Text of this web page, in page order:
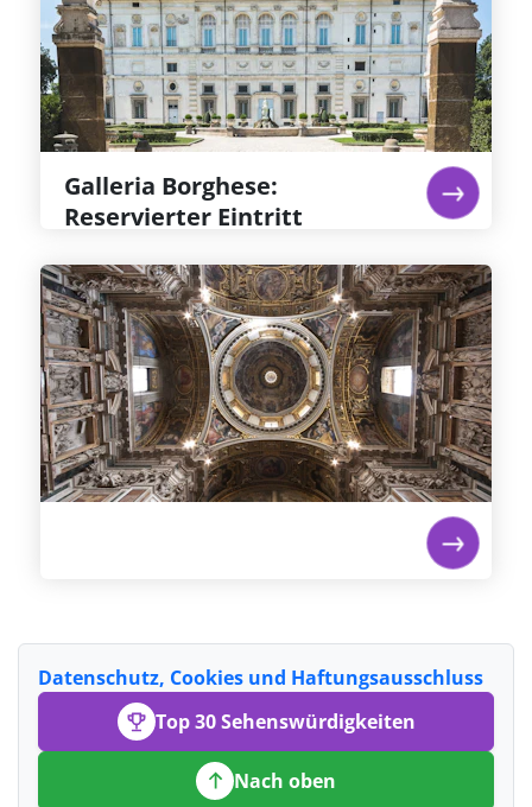
Galleria Borghese:
Reservierter Eintritt
Villa & Galleria Borghese in Rom: einst
Privatsammlung von Kardinal Scipione
Borghese, dessen Büste dort zu sehen ist. Zu
sehen sind Caravaggios Hell-Dunkel-Gemälde
wie „Heiliger Hieronymus“ und „Junge mit
Früchtekorb“ sowie Berninis „David“.
Weiterlesen...
Weiterlesen...
Datenschutz, Cookies und Haftungsausschluss
Top 30 Sehenswürdigkeiten
Nach oben